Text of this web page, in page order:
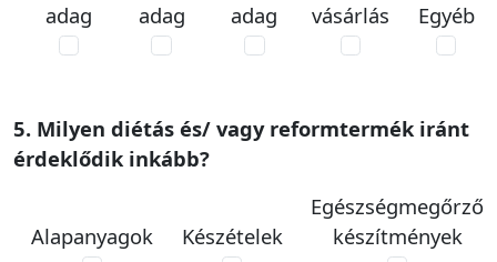
adag
adag
adag
vásárlás
Egyéb
5. Milyen diétás és/ vagy reformtermék iránt
érdeklődik inkább?
Alapanyagok Készételek
Egészségmegőrző
készítmények